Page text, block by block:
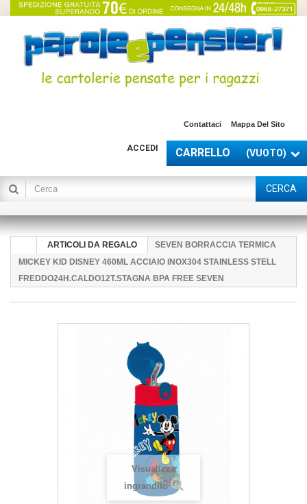
Contattaci Mappa Del Sito
CARRELLO (VUOTO)
ACCEDI
CERCA
ARTICOLI DA REGALO
SEVEN BORRACCIA TERMICA
MICKEY KID DISNEY 460ML ACCIAIO INOX304 STAINLESS STELL
FREDDO24H.CALDO12T.STAGNA BPA FREE SEVEN
Visualizza
ingrandito